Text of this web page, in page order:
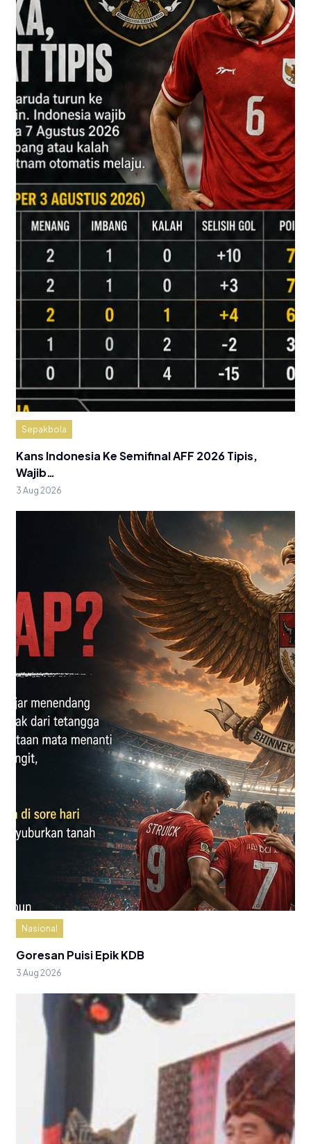
Sepakbola
Kans Indonesia Ke Semifinal AFF 2026 Tipis,
Wajib…
3 Aug 2026
Nasional
Goresan Puisi Epik KDB
3 Aug 2026